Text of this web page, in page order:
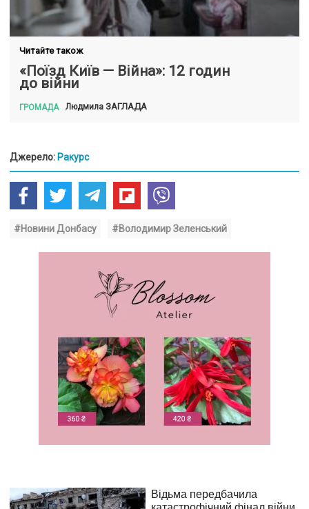
Читайте також
«Поїзд Київ — Війна»: 12 годин
до війни
ГРОМАДА Людмила ЗАГЛАДА
Джерело: Ракурс
#Новини Донбасу #Володимир Зеленський